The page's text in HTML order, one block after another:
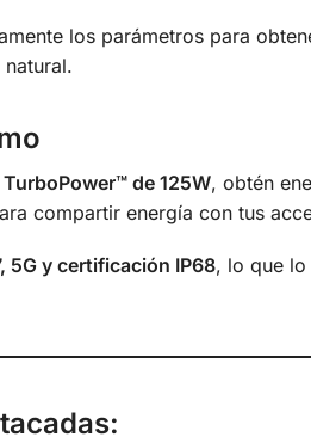
los parámetros para
TurboPower™ de 125W, obtén
compartir energía con tus
5G y certificación IP68, lo que lo